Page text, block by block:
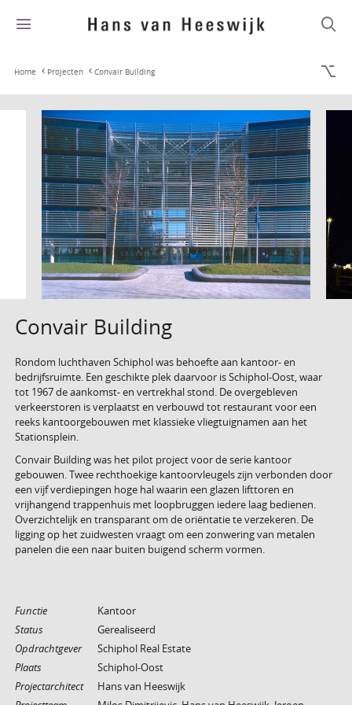
Home Projecten Convair Building
Convair Building
Rondom luchthaven Schiphol was behoefte aan kantoor- en
bedrijfsruimte. Een geschikte plek daarvoor is Schiphol-Oost, waar
tot 1967 de aankomst- en vertrekhal stond. De overgebleven
verkeerstoren is verplaatst en verbouwd tot restaurant voor een
reeks kantoorgebouwen met klassieke vliegtuignamen aan het
Stationsplein.
Convair Building was het pilot project voor de serie kantoor
gebouwen. Twee rechthoekige kantoorvleugels zijn verbonden door
een vijf verdiepingen hoge hal waarin een glazen lifttoren en
vrijhangend trappenhuis met loopbruggen iedere laag bedienen.
Overzichtelijk en transparant om de oriëntatie te verzekeren. De
ligging op het zuidwesten vraagt om een zonwering van metalen
panelen die een naar buiten buigend scherm vormen.
Functie
Kantoor
Status
Gerealiseerd
Opdrachtgever
Schiphol Real Estate
Plaats
Schiphol-Oost
Projectarchitect
Hans van Heeswijk